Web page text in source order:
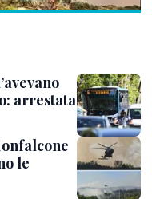
arrestata
le